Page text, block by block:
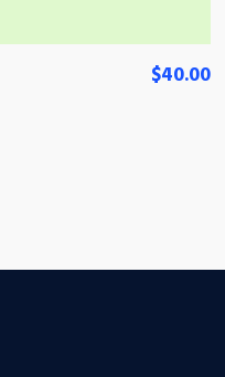
$40.00